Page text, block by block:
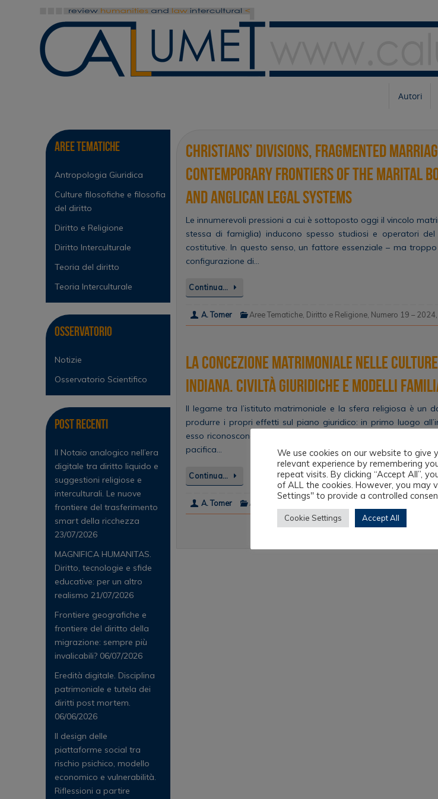
Autori
Christians’ Divisions, Fragmented
contemporary frontiers of the marital
and Anglican legal systems
Le innumerevoli pressioni a cui è sottoposto oggi il vincolo
stessa di famiglia) inducono spesso studiosi e operatori
costitutive. In questo senso, un fattore essenziale – ma
configurazione di…
Continua…
A. Tomer Aree Tematiche, Diritto e Religione, Numero 19 – 2024
La concezione matrimoniale nelle
indiana. Civiltà giuridiche e modelli
Il legame tra l’istituto matrimoniale e la sfera religiosa è un
produrre i propri effetti sul piano giuridico: in primo luogo
esso riconoscono spesso un’importanza centrale. Se tale
pacifica…
Continua…
A. Tomer Aree Tematiche, Diritto e Religione
Aree tematiche
Antropologia Giuridica
Culture filosofiche e filosofia
del diritto
Diritto e Religione
Diritto Interculturale
Teoria del diritto
Teoria Interculturale
Osservatorio
Notizie
Osservatorio Scientifico
Post Recenti
Il Notaio analogico nell’era
digitale tra diritto liquido e
suggestioni religiose e
interculturali. Le nuove
frontiere del trasferimento
smart della ricchezza
23/07/2026
MAGNIFICA HUMANITAS.
Diritto, tecnologie e sfide
educative: per un altro
realismo 21/07/2026
Frontiere geografiche e
frontiere del diritto della
migrazione: sempre più
invalicabili? 06/07/2026
Eredità digitale. Disciplina
patrimoniale e tutela dei
diritti post mortem.
06/06/2026
Il design delle
piattaforme social tra
rischio psichico, modello
economico e vulnerabilità.
Riflessioni a partire
We use cookies on our website to give
relevant experience by remembering
repeat visits. By clicking “Accept All”,
of ALL the cookies. However, you may
Settings" to provide a controlled
Cookie Settings Accept All